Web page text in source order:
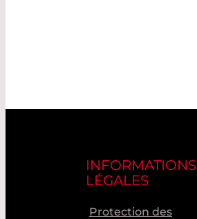
INFORMATIONS
LÉGALES
Protection des